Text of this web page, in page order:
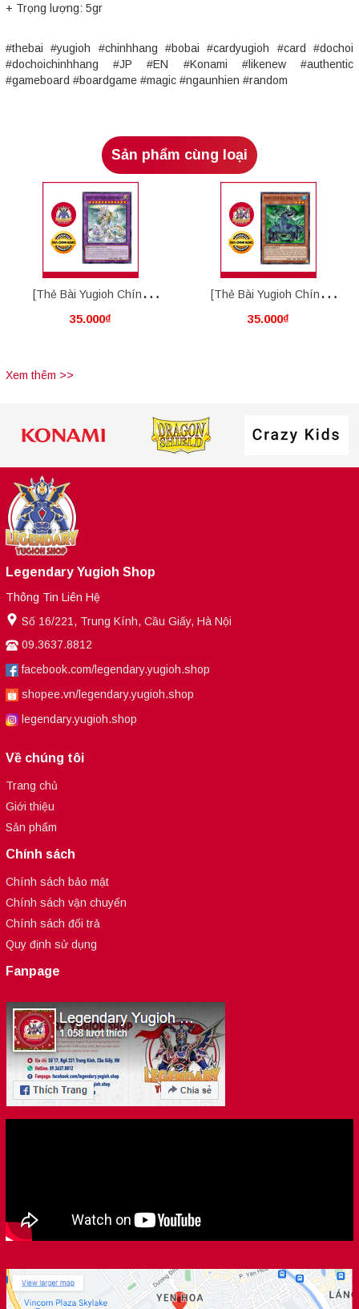
+ Trọng lượng: 5gr
#thebai #yugioh #chinhhang #bobai #cardyugioh #card #dochoi
#dochoichinhhang #JP #EN #Konami #likenew #authentic
#gameboard #boardgame #magic #ngaunhien #random
Sản phẩm cùng loại
[Thẻ Bài Yugioh Chính
Hãng] Ultimate Crystal
35.000₫
[Thẻ Bài Yugioh Chính
Hãng] Advanced Crystal
35.000₫
Xem thêm >>
Legendary Yugioh Shop
Thông Tin Liên Hệ
Số 16/221, Trung Kính, Cầu Giấy, Hà Nội
09.3637.8812
facebook.com/legendary.yugioh.shop
shopee.vn/legendary.yugioh.shop
legendary.yugioh.shop
Về chúng tôi
Trang chủ
Giới thiệu
Sản phẩm
Chính sách
Chính sách bảo mật
Chính sách vận chuyển
Chính sách đổi trả
Quy định sử dụng
Fanpage